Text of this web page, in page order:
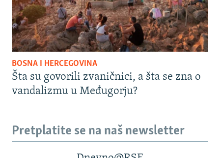
BOSNA I HERCEGOVINA
Šta su govorili zvaničnici, a šta se zna o
vandalizmu u Međugorju?
Pretplatite se na naš newsletter